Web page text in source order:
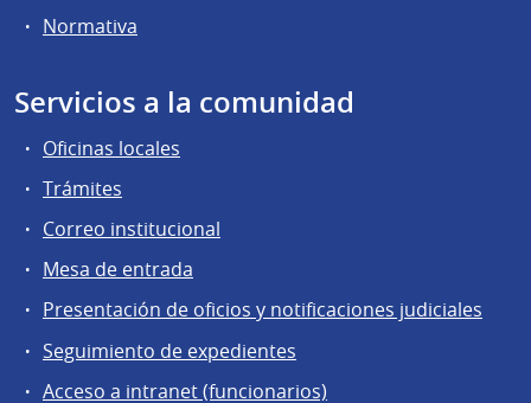
Normativa
Servicios a la comunidad
Oficinas locales
Trámites
Correo institucional
Mesa de entrada
Presentación de oficios y notificaciones judiciales
Seguimiento de expedientes
Acceso a intranet (funcionarios)